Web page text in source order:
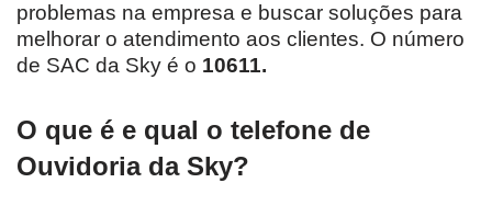
problemas na empresa e buscar soluções para
melhorar o atendimento aos clientes. O número
de SAC da Sky é o 10611.
O que é e qual o telefone de
Ouvidoria da Sky?